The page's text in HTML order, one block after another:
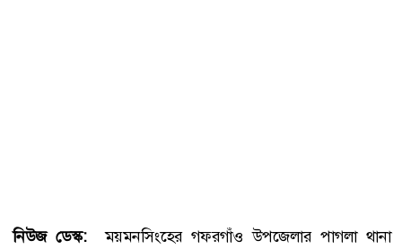
নিউজ ডেস্ক:
ময়মনসিংহের গফরগাঁও উপজেলার পাগলা থানা